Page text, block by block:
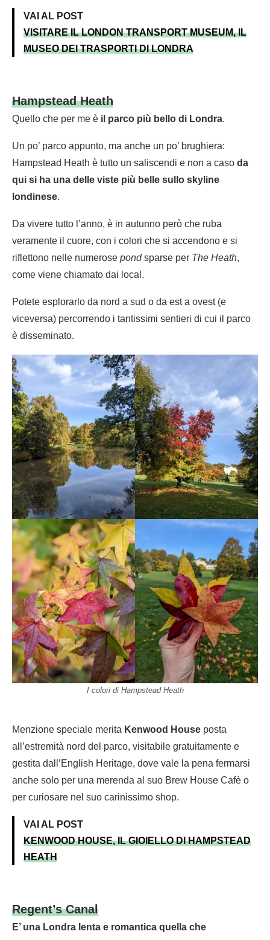
VAI AL POST
VISITARE IL LONDON TRANSPORT MUSEUM, IL
MUSEO DEI TRASPORTI DI LONDRA
Hampstead Heath
Quello che per me è il parco più bello di Londra.
Un po’ parco appunto, ma anche un po’ brughiera:
Hampstead Heath è tutto un saliscendi e non a caso da
qui si ha una delle viste più belle sullo skyline
londinese.
Da vivere tutto l’anno, è in autunno però che ruba
veramente il cuore, con i colori che si accendono e si
riflettono nelle numerose pondsparse per The Heath,
come viene chiamato dai local.
Potete esplorarlo da nord a sud o da est a ovest (e
viceversa) percorrendo i tantissimi sentieri di cui il parco
è disseminato.
I colori di Hampstead Heath
Menzione speciale merita Kenwood House posta
all’estremità nord del parco, visitabile gratuitamente e
gestita dall’English Heritage, dove vale la pena fermarsi
anche solo per una merenda al suo Brew House Cafè o
per curiosare nel suo carinissimo shop.
VAI AL POST
KENWOOD HOUSE, IL GIOIELLO DI HAMPSTEAD
HEATH
Regent’s Canal
E’ una Londra lenta e romantica quella che